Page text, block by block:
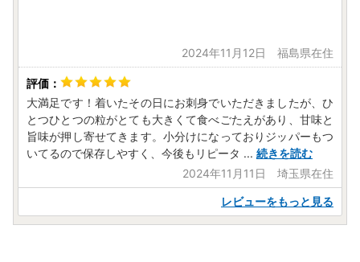
2024年11月12日 福島県在住
大満足です！着いたその日にお刺身でいただきましたが、ひ
とつひとつの粒がとても大きくて食べごたえがあり、甘味と
旨味が押し寄せてきます。小分けになっておりジッパーもつ
いてるので保存しやすく、今後もリピータ ... 続きを読む
2024年11月11日 埼玉県在住
レビューをもっと見る